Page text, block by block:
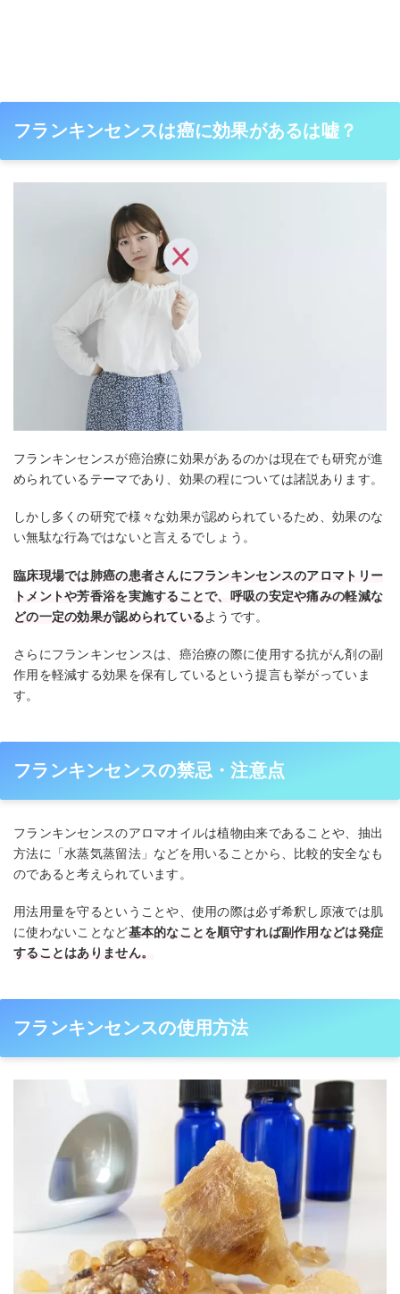
フランキンセンスは癌に効果があるは嘘？
フランキンセンスが癌治療に効果があるのかは現在でも研究が進
められているテーマであり、効果の程については諸説あります。
しかし多くの研究で様々な効果が認められているため、効果のな
い無駄な行為ではないと言えるでしょう。
臨床現場では肺癌の患者さんにフランキンセンスのアロマトリー
トメントや芳香浴を実施することで、呼吸の安定や痛みの軽減な
どの一定の効果が認められているようです。
さらにフランキンセンスは、癌治療の際に使用する抗がん剤の副
作用を軽減する効果を保有しているという提言も挙がっていま
す。
フランキンセンスの禁忌・注意点
フランキンセンスのアロマオイルは植物由来であることや、抽出
方法に「水蒸気蒸留法」などを用いることから、比較的安全なも
のであると考えられています。
用法用量を守るということや、使用の際は必ず希釈し原液では肌
に使わないことなど基本的なことを順守すれば副作用などは発症
することはありません。
フランキンセンスの使用方法